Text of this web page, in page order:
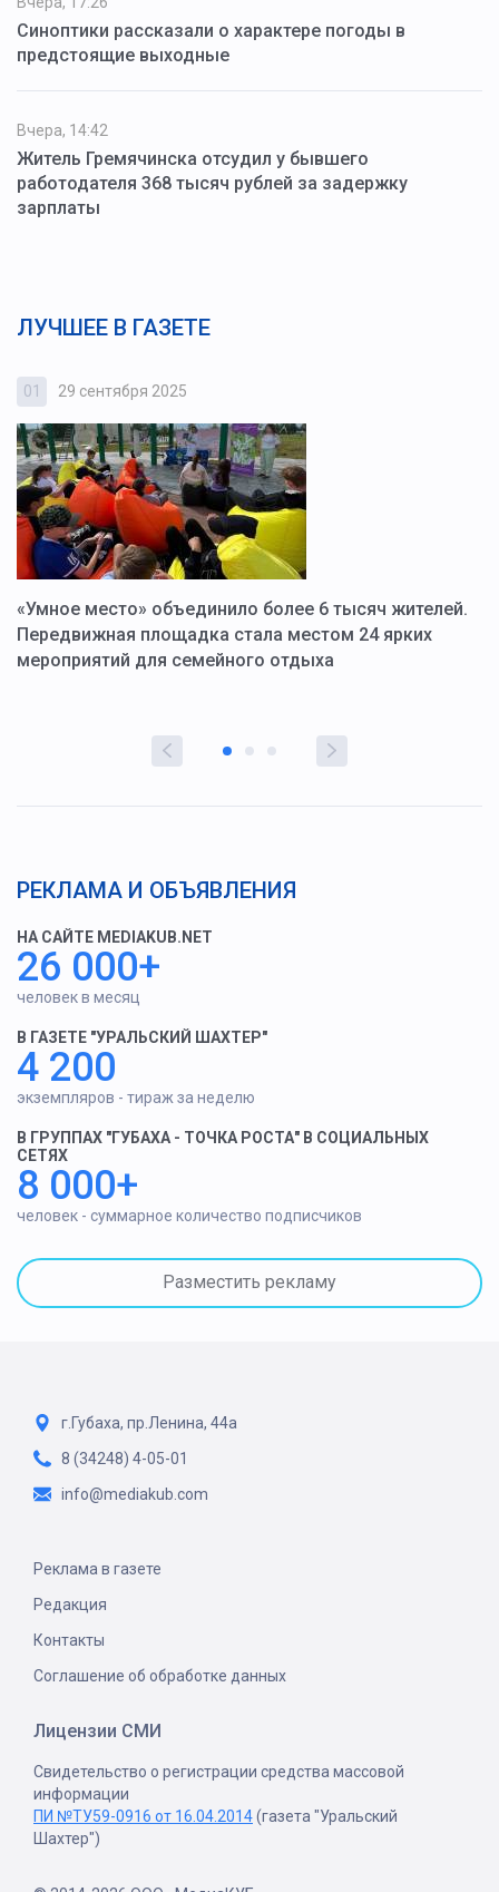
Синоптики рассказали о характере погоды в
предстоящие выходные
Вчера, 14:42
Житель Гремячинска отсудил у бывшего
работодателя 368 тысяч рублей за задержку
зарплаты
ЛУЧШЕЕ В ГАЗЕТЕ
01 29 сентября 2025
«Умное место» объединило более 6 тысяч жителей.
Передвижная площадка стала местом 24 ярких
мероприятий для семейного отдыха
РЕКЛАМА И ОБЪЯВЛЕНИЯ
НА САЙТЕ MEDIAKUB.NET
26 000+
человек в месяц
В ГАЗЕТЕ "УРАЛЬСКИЙ ШАХТЕР"
4 200
экземпляров - тираж за неделю
В ГРУППАХ "ГУБАХА - ТОЧКА РОСТА" В СОЦИАЛЬНЫХ
СЕТЯХ
8 000+
человек - суммарное количество подписчиков
Разместить рекламу
г.Губаха, пр.Ленина, 44а
8 (34248) 4-05-01
info@mediakub.com
Реклама в газете
Редакция
Контакты
Соглашение об обработке данных
Лицензии СМИ
Свидетельство о регистрации средства массовой
информации
ПИ №ТУ59-0916 от 16.04.2014(газета "Уральский
Шахтер")